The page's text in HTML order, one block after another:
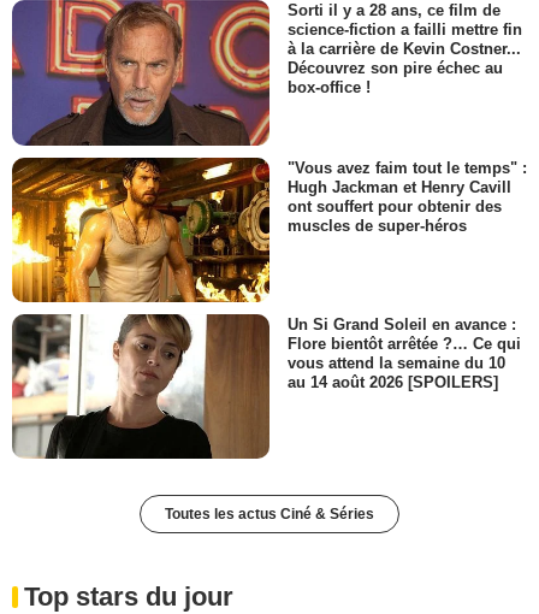
Sorti il y a 28 ans, ce film de
science-fiction a failli mettre fin
à la carrière de Kevin Costner...
Découvrez son pire échec au
box-office !
"Vous avez faim tout le temps" :
Hugh Jackman et Henry Cavill
ont souffert pour obtenir des
muscles de super-héros
Un Si Grand Soleil en avance :
Flore bientôt arrêtée ?… Ce qui
vous attend la semaine du 10
au 14 août 2026 [SPOILERS]
Toutes les actus Ciné & Séries
Top stars du jour